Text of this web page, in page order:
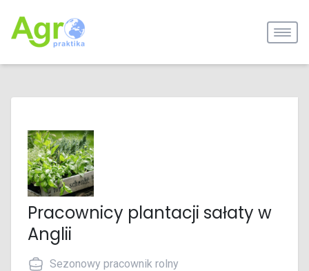
Pracownicy plantacji sałaty w
Anglii
Sezonowy pracownik rolny